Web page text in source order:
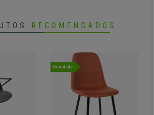
RECOMENDADOS
Novidade